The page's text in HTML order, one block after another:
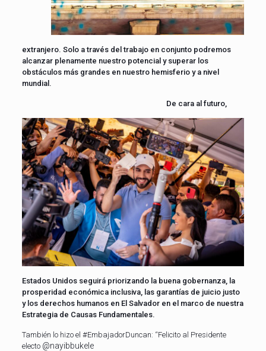
extranjero. Solo a través del trabajo en conjunto podremos
alcanzar plenamente nuestro potencial y superar los
obstáculos más grandes en nuestro hemisferio y a nivel
mundial.
De cara al futuro,
Estados Unidos seguirá priorizando la buena gobernanza, la
prosperidad económica inclusiva, las garantías de juicio justo
y los derechos humanos en El Salvador en el marco de nuestra
Estrategia de Causas Fundamentales.
También lo hizo el #EmbajadorDuncan: “Felicito al Presidente
electo @nayibbukele